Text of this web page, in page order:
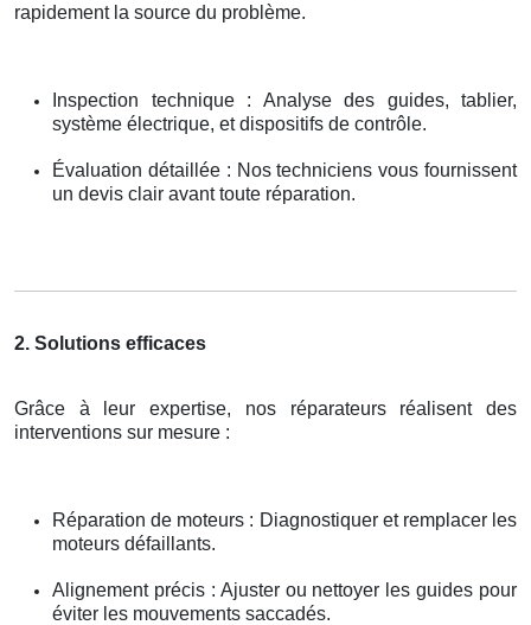
rapidement la source du problème.
Inspection technique : Analyse des guides, tablier,
système électrique, et dispositifs de contrôle.
Évaluation détaillée : Nos techniciens vous fournissent
un devis clair avant toute réparation.
2. Solutions efficaces
Grâce à leur expertise, nos réparateurs réalisent des
interventions sur mesure :
Réparation de moteurs : Diagnostiquer et remplacer les
moteurs défaillants.
Alignement précis : Ajuster ou nettoyer les guides pour
éviter les mouvements saccadés.